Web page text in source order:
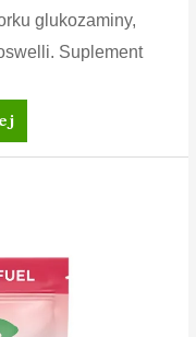
glukozaminy,
Suplement